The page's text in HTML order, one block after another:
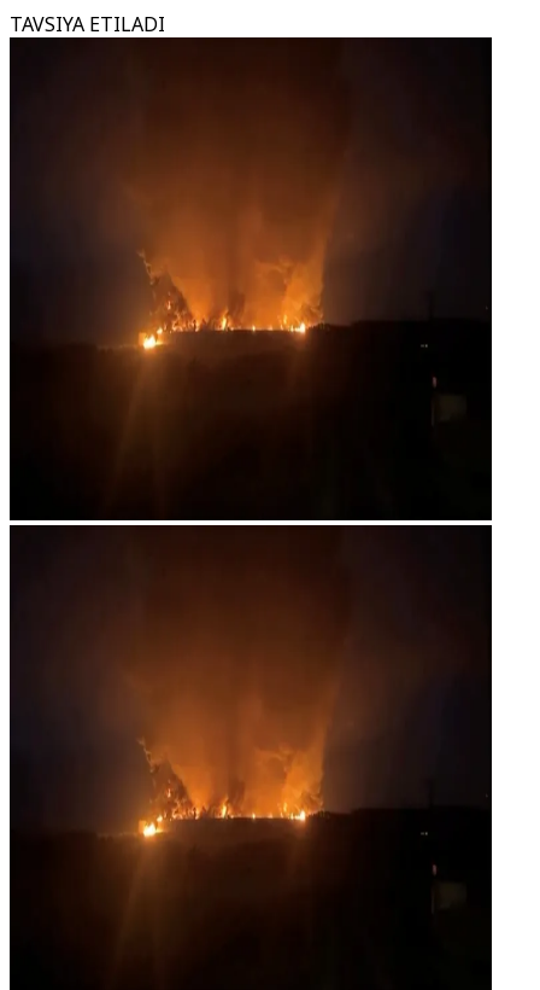
TAVSIYA ETILADI